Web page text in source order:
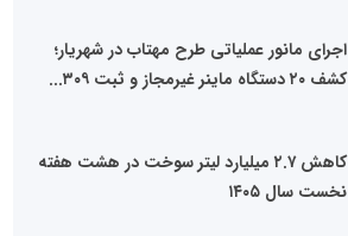
اجرای مانور عملیاتی طرح مهتاب در شهریار؛
کشف ۲۰ دستگاه ماینر غیرمجاز و ثبت ۳۰۹...
کاهش ۲.۷ میلیارد لیتر سوخت در هشت هفته
نخست سال ۱۴۰۵